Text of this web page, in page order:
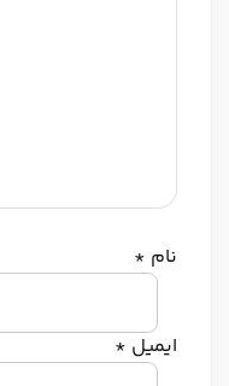
نام *
ایمیل *